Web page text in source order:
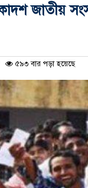
জাতীয়
৫৯৩ বার পড়া হয়েছে